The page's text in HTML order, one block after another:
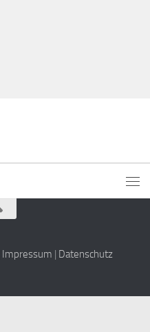
Impressum | Datenschutz